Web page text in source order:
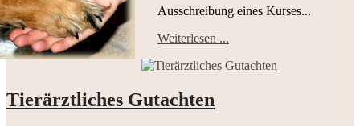
Ausschreibung eines Kurses...
Weiterlesen ...
Tierärztliches Gutachten